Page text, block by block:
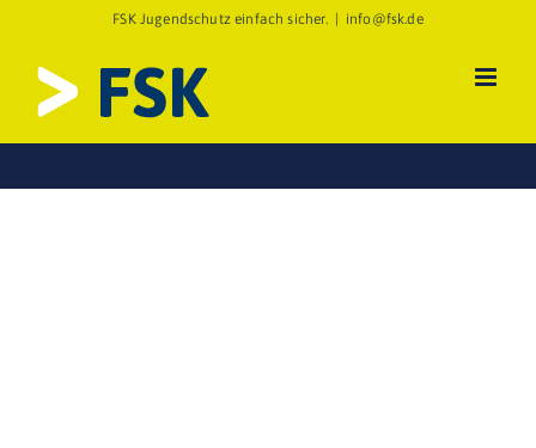
springen
FSK Jugendschutz einfach sicher. info@fsk.de